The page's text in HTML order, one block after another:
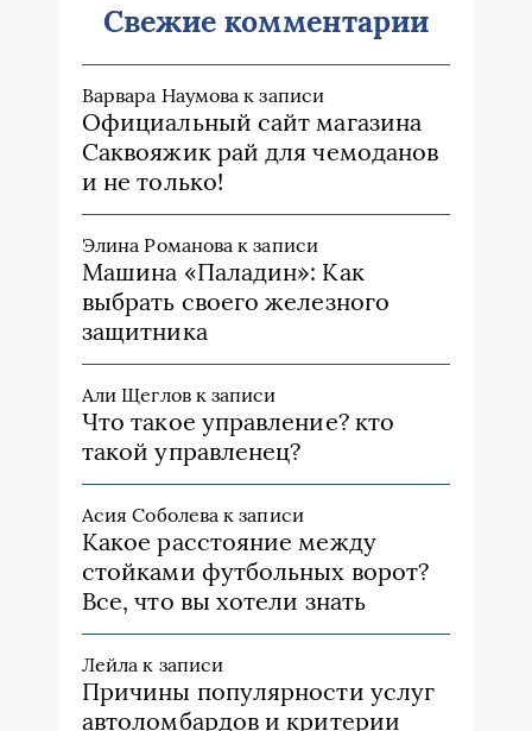
Свежие комментарии
Варвара Наумова к записи
Официальный сайт магазина
Саквояжик рай для чемоданов
и не только!
Элина Романова к записи
Машина «Паладин»: Как
выбрать своего железного
защитника
Али Щегловк записи
Что такое управление? кто
такой управленец?
Асия Соболева к записи
Какое расстояние между
стойками футбольных ворот?
Все, что вы хотели знать
Лейла к записи
Причины популярности услуг
автоломбардов и критерии